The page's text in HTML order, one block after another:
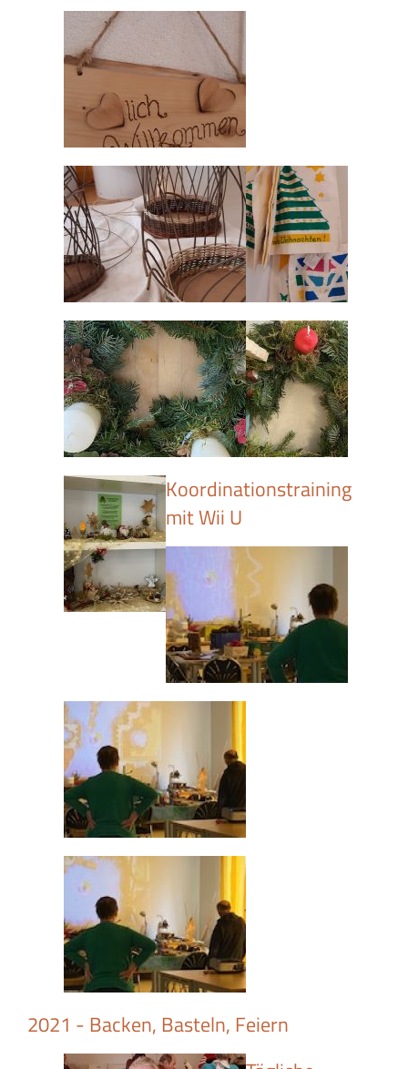
Koordinationstraining
mit Wii U
2021 - Backen, Basteln, Feiern